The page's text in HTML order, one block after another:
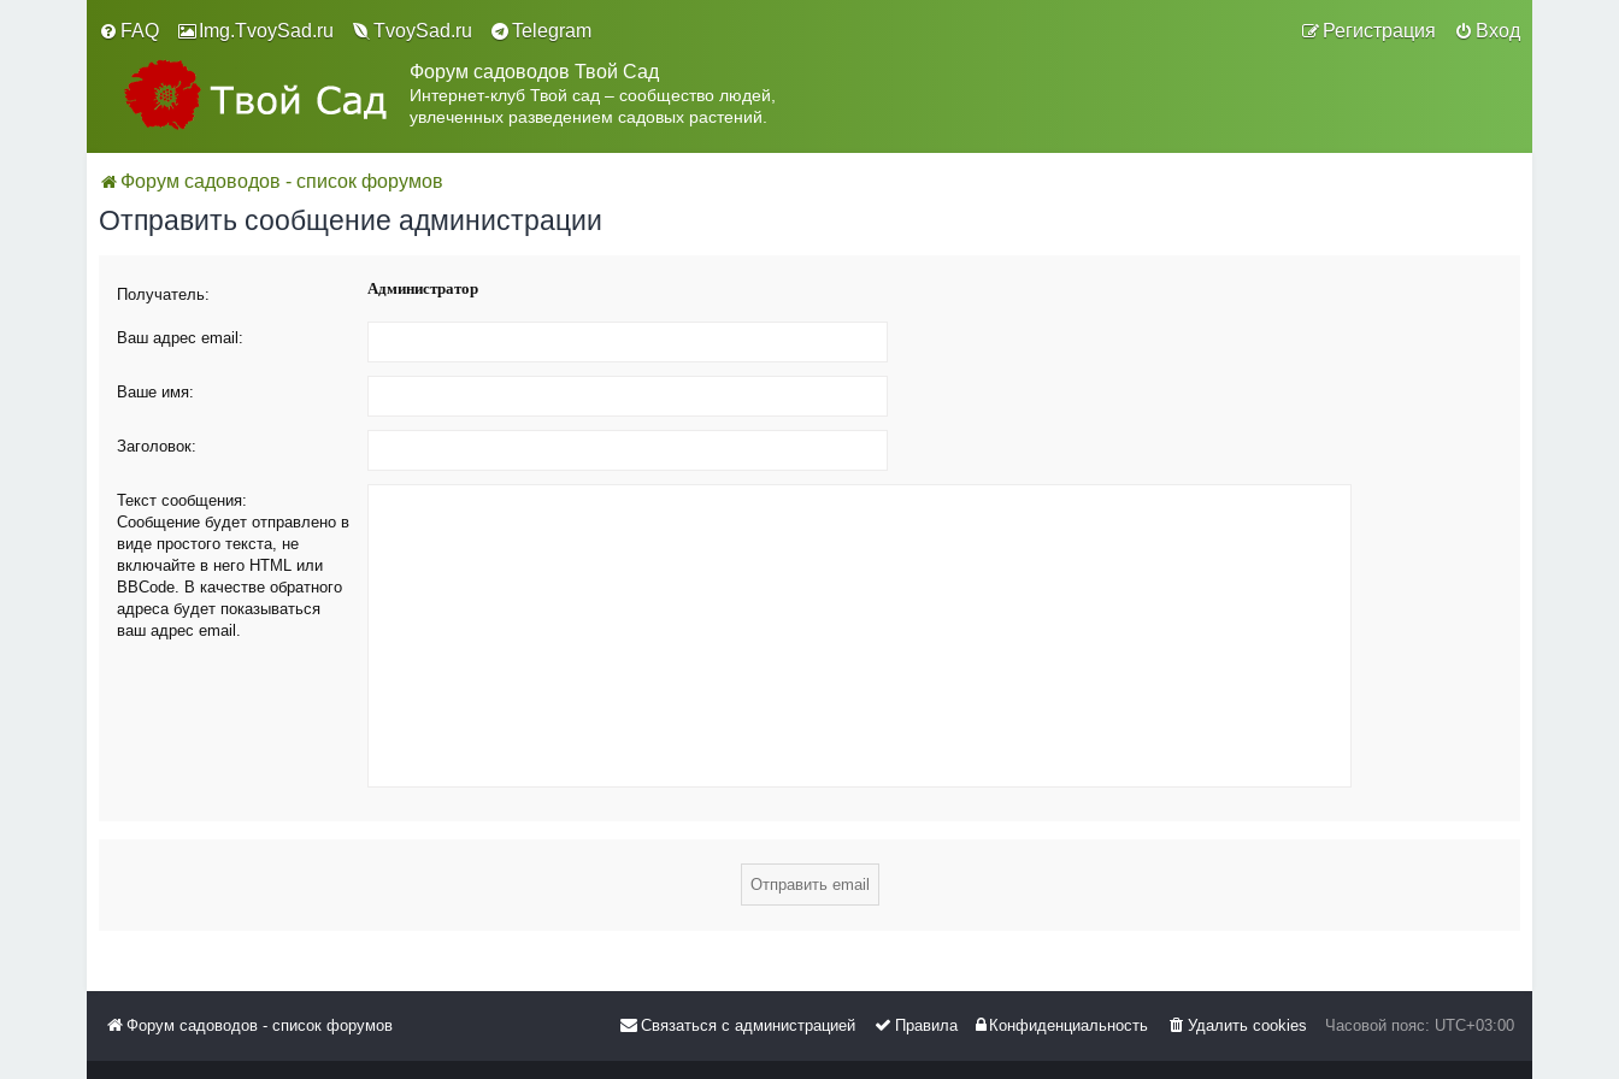
FAQ Вход
Регистрация
Img.TvoySad.ru TvoySad.ru
Telegram
Форум садоводов Твой Сад
Интернет-клуб Твой сад – сообщество людей,
увлеченных разведением садовых растений.
Форум садоводов - список форумов
Отправить сообщение администрации
Получатель: Администратор
Ваш адрес email:
Ваше имя:
Заголовок:
Текст сообщения:
Сообщение будет отправлено в
виде простого текста, не
включайте в него HTML или
BBCode. В качестве обратного
адреса будет показываться
ваш адрес email.
Форум садоводов - список форумов Часовой пояс: UTC+03:00
Удалить cookies
Конфиденциальность
Правила
Связаться с администрацией